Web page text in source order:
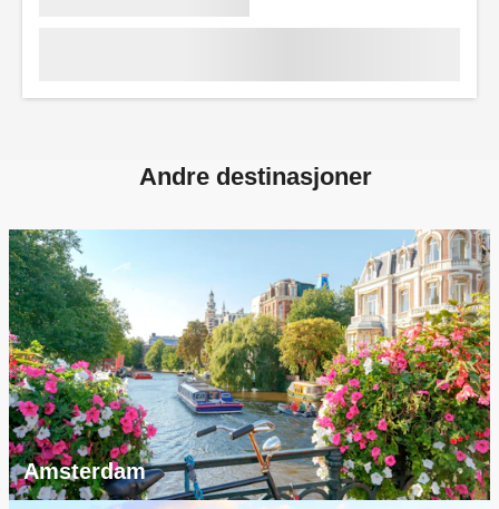
Andre destinasjoner
Amsterdam